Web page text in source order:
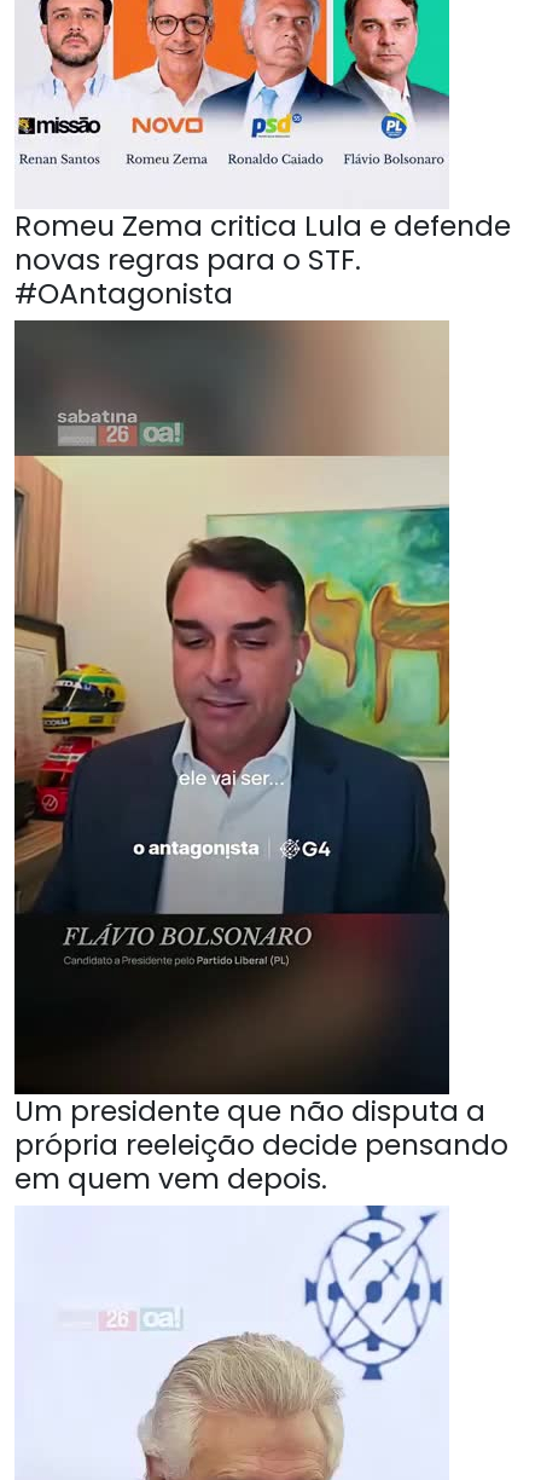
Romeu Zema critica Lula e defende
novas regras para o STF.
#OAntagonista
Um presidente que não disputa a
própria reeleição decide pensando
em quem vem depois.